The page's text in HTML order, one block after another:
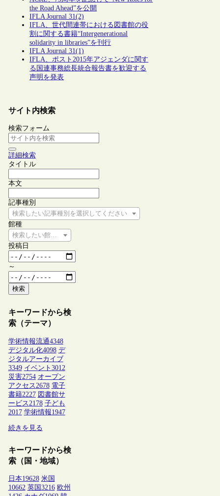
the Road Ahead”を公開
IFLA Journal 31(2)
IFLA、世代間連帯における図書館の役
割に関する書籍“Intergenerational
solidarity in libraries”を刊行
IFLA Journal 31(1)
IFLA、ポスト2015年アジェンダに関す
る国連事務総長統合報告書を歓迎する
声明を発表
サイト内検索
検索フォーム
詳細検索
タイトル
本文
記事種別
検索したい記事種別を選択してください
館種
検索したい館種を選択してください
投稿日
～
検索
キーワードから検
索（テーマ）
学術情報流通4348
デジタル化4098 デ
ジタルアーカイブ
3349 イベント 3012
災害2754 オープン
アクセス 2678 電子
書籍2227 図書館サ
ービス 2178 子ども
2017 学術情報1947
続きを見る
キーワードから検
索（国・地域）
日本19628 米国
10662 英国 3216 欧州